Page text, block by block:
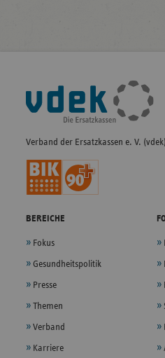
Fußleisten-
Navigation
Verband der Ersatzkassen e. V. (vdek)
BEREICHE
Fokus
Gesundheitspolitik
Presse
Themen
Verband
Karriere